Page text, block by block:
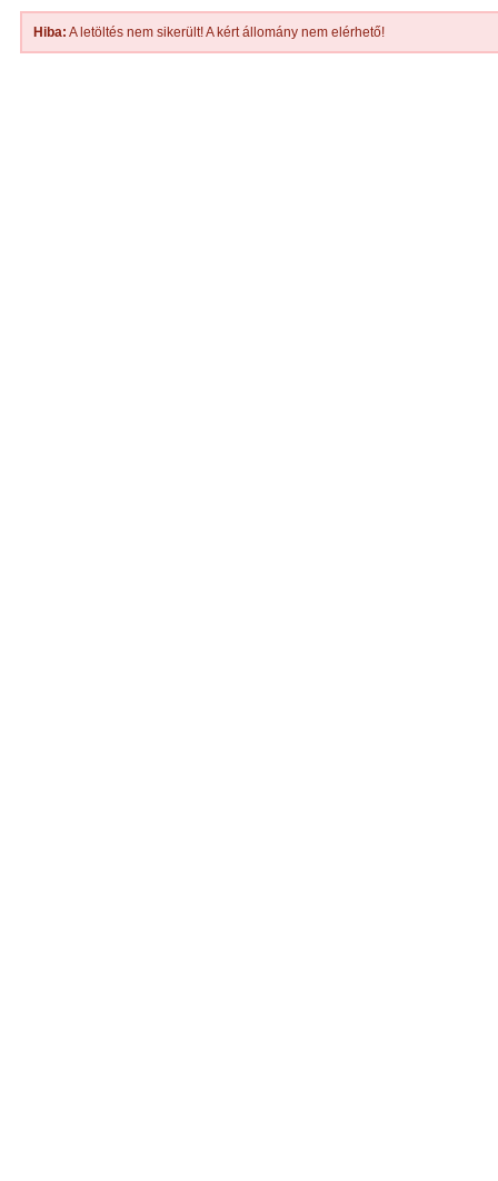
Hiba: A letöltés nem sikerült! A kért állomány nem elérhető!